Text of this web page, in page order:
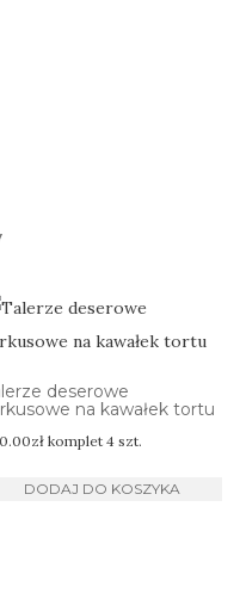
deserowe
na kawałek tortu
zł komplet 4 szt.
DODAJ DO KOSZYKA